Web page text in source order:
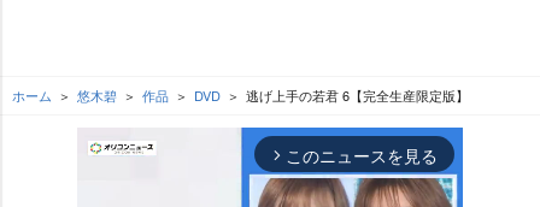
ホーム 悠木碧 作品 DVD 逃げ上手の若君 6【完全生産限定版】
arrow_forward_ios このニュースを見る